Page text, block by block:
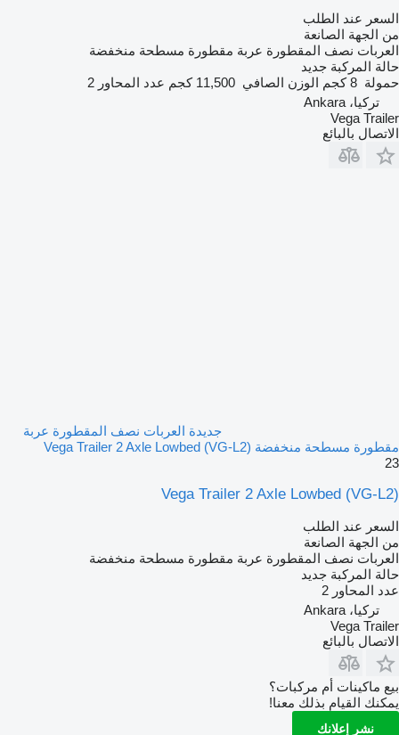
السعر عند الطلب
من الجهة الصانعة
العربات نصف المقطورة عربة مقطورة مسطحة منخفضة
حالة المركبة جديد
حمولة 8 كجم الوزن الصافي 11,500 كجم عدد المحاور 2
تركيا، Ankara
Vega Trailer
الاتصال بالبائع
جديدة العربات نصف المقطورة عربة
مقطورة مسطحة منخفضة Vega Trailer 2 Axle Lowbed (VG-L2)
23
Vega Trailer 2 Axle Lowbed (VG-L2)
السعر عند الطلب
من الجهة الصانعة
العربات نصف المقطورة عربة مقطورة مسطحة منخفضة
حالة المركبة جديد
عدد المحاور 2
تركيا، Ankara
Vega Trailer
الاتصال بالبائع
بيع ماكينات أم مركبات؟
يمكنك القيام بذلك معنا!
نشر إعلانك